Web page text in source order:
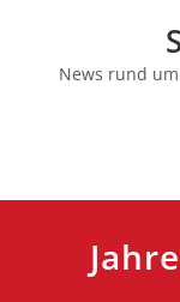
News rund